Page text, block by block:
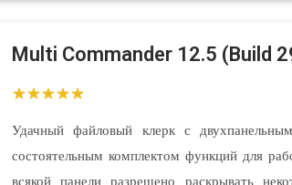
Multi Commander 12.5 (Build
Удачный файловый клерк с
состоятельным комплектом функций для
всякой панели разрешено раскрывать